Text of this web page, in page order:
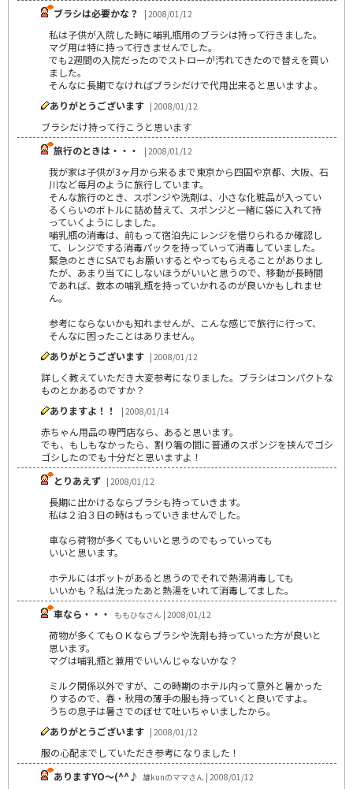
ブラシは必要かな？ | 2008/01/12
私は子供が入院した時に哺乳瓶用のブラシは持って行きました。
マグ用は特に持って行きませんでした。
でも2週間の入院だったのでストローが汚れてきたので替えを買い
ました。
そんなに長期でなければブラシだけで代用出来ると思いますよ。
ありがとうございます | 2008/01/12
ブラシだけ持って行こうと思います
旅行のときは・・・
| 2008/01/12
我が家は子供が3ヶ月から来るまで東京から四国や京都、大阪、石
川など毎月のように旅行しています。
そんな旅行のとき、スポンジや洗剤は、小さな化粧品が入ってい
るくらいのボトルに詰め替えて、スポンジと一緒に袋に入れて持
っていくようにしました。
哺乳瓶の消毒は、前もって宿泊先にレンジを借りられるか確認し
て、レンジでする消毒パックを持っていって消毒していました。
緊急のときにSAでもお願いするとやってもらえることがありまし
たが、あまり当てにしないほうがいいと思うので、移動が長時間
であれば、数本の哺乳瓶を持っていかれるのが良いかもしれませ
ん。
参考にならないかも知れませんが、こんな感じで旅行に行って、
そんなに困ったことはありません。
ありがとうございます | 2008/01/12
詳しく教えていただき大変参考になりました。ブラシはコンパクトな
ものとかあるのですか？
ありますよ！！
| 2008/01/14
赤ちゃん用品の専門店なら、あると思います。
でも、もしもなかったら、割り箸の間に普通のスポンジを挟んでゴシ
ゴシしたのでも十分だと思いますよ！
とりあえず | 2008/01/12
長期に出かけるならブラシも持っていきます。
私は２泊３日の時はもっていきませんでした。
車なら荷物が多くてもいいと思うのでもっていっても
いいと思います。
ホテルにはポットがあると思うのでそれで熱湯消毒しても
いいかも？私は洗ったあと熱湯をいれて消毒してました。
車なら・・・
ももひなさん | 2008/01/12
荷物が多くてもＯＫならブラシや洗剤も持っていった方が良いと
思います。
マグは哺乳瓶と兼用でいいんじゃないかな？
ミルク関係以外ですが、この時期のホテル内って意外と暑かった
りするので、春・秋用の薄手の服も持っていくと良いですよ。
うちの息子は暑さでのぼせて吐いちゃいましたから。
ありがとうございます | 2008/01/12
服の心配までしていただき参考になりました！
ありますYO～(^^♪ 雄kunのママさん | 2008/01/12